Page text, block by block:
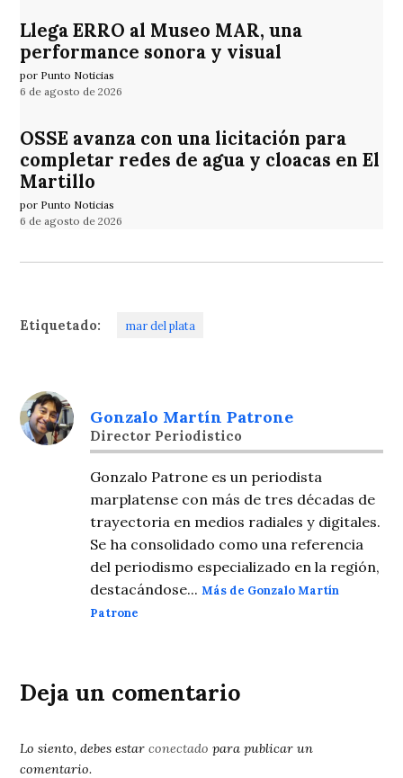
Llega ERRO al Museo MAR, una
performance sonora y visual
por Punto Noticias
6 de agosto de 2026
OSSE avanza con una licitación para
completar redes de agua y cloacas en El
Martillo
por Punto Noticias
6 de agosto de 2026
Etiquetado: mar del plata
Gonzalo Martín Patrone
Director Periodistico
Gonzalo Patrone es un periodista
marplatense con más de tres décadas de
trayectoria en medios radiales y digitales.
Se ha consolidado como una referencia
del periodismo especializado en la región,
destacándose...Más de Gonzalo Martín
Patrone
Deja un comentario
Lo siento, debes estarconectado para publicar un
comentario.